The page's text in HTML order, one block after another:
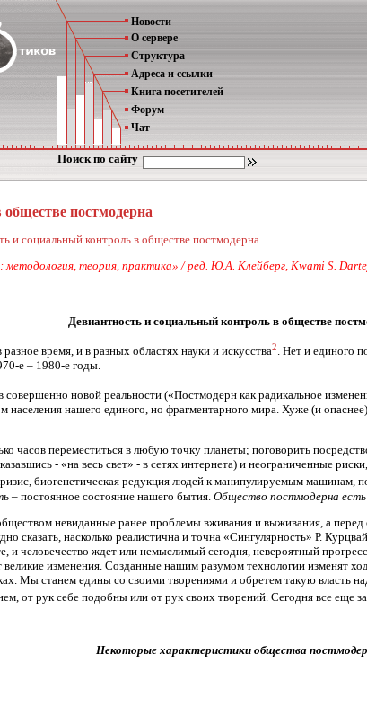
Новости
О сервере
Структура
Адреса и ссылки
Книга посетителей
Форум
Чат
Поиск по сайту
постмодерна
и социальный контроль в обществе постмодерна
методология, теория, практика» / ред. Ю.А. Клейберг, Kwami S.
Девиантность и социальный контроль в обществе
время, и в разных областях науки и искусства2. Нет и единого
е – 1980-е годы.
новой реальности («Постмодерн как радикальное
населения нашего единого, но фрагментарного мира. Хуже (и
часов переместиться в любую точку планеты; поговорить
- «на весь свет» - в сетях интернета) и неограниченные
биогенетическая редукция людей к манипулируемым
– постоянное состояние нашего бытия. Общество постмодерна
невиданные ранее проблемы вживания и выживания, а
сказать, насколько реалистична и точна «Сингулярность» Р.
и человечество ждет или немыслимый сегодня, невероятный
изменения. Созданные нашим разумом технологии изменят
Мы станем едины со своими творениями и обретем такую власть
от рук себе подобны или от рук своих творений. Сегодня все еще
Некоторые характеристики общества